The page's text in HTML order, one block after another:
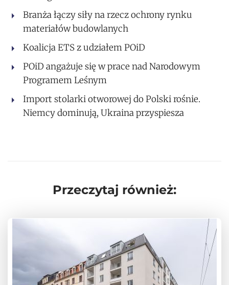
Branża łączy siły na rzecz ochrony rynku
materiałów budowlanych
Koalicja ETS z udziałem POiD
POiD angażuje się w prace nad Narodowym
Programem Leśnym
Import stolarki otworowej do Polski rośnie.
Niemcy dominują, Ukraina przyspiesza
Przeczytaj również: